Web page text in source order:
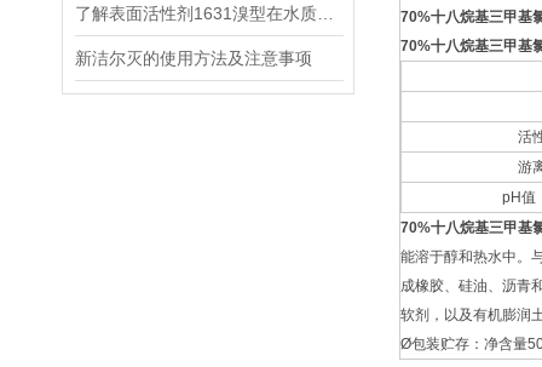
新洁尔灭的使用方法及注意事项
70%十八烷基三甲基
70%十八烷基三甲基
活
游
pH值
70%十八烷基三甲基
能溶于醇和热水中。
成橡胶、硅油、沥青
软剂，以及有机膨润
Ø包装贮存：净含量